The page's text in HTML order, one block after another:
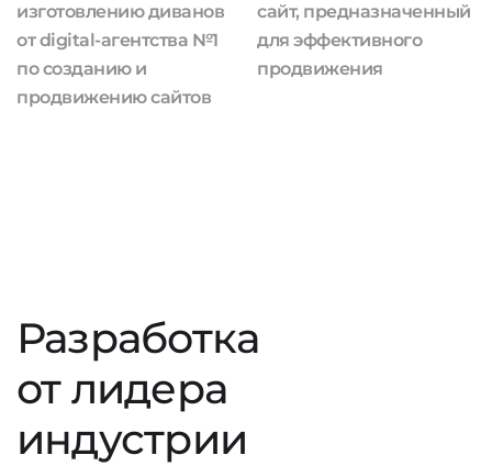
изготовлению диванов
от digital-агентства №1
по созданию и
продвижению сайтов
сайт, предназначенный
для эффективного
продвижения
Разработка
от лидера
индустрии